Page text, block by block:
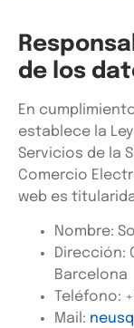
de los
En
establece la
Servicios de la
Comercio
web es
Nombre:
Dirección:
Barcelona
Teléfono:
Mail: